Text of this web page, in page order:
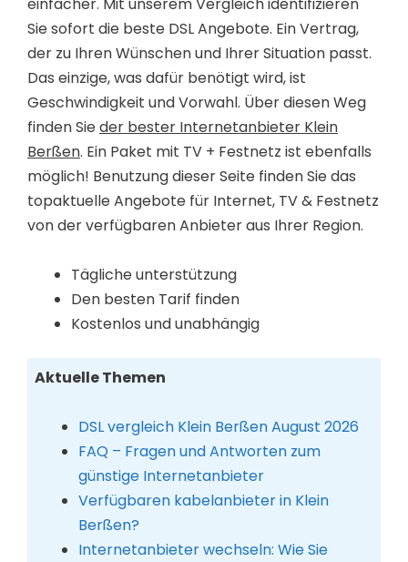
Sie sofort die beste DSL Angebote. Ein Vertrag,
der zu Ihren Wünschen und Ihrer Situation passt.
Das einzige, was dafür benötigt wird, ist
Geschwindigkeit und Vorwahl. Über diesen Weg
finden Sieder bester Internetanbieter Klein
Berßen. Ein Paket mit TV + Festnetz ist ebenfalls
möglich! Benutzung dieser Seite finden Sie das
topaktuelle Angebote für Internet, TV & Festnetz
von der verfügbaren Anbieter aus Ihrer Region.
Tägliche unterstützung
Den besten Tarif finden
Kostenlos und unabhängig
Aktuelle Themen
DSL vergleich Klein Berßen August 2026
FAQ – Fragen und Antworten zum
günstige Internetanbieter
Verfügbaren kabelanbieter in Klein
Berßen?
Internetanbieter wechseln: Wie Sie